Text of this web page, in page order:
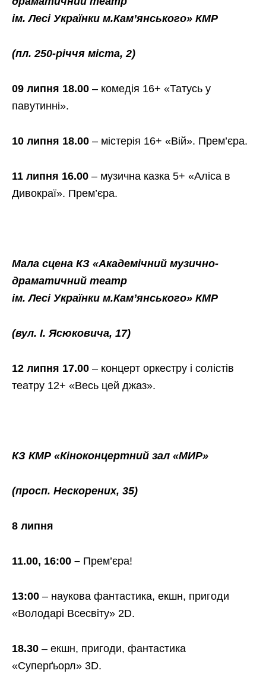
ім. Лесі Українки м.Кам’янського» КМР
(пл. 250-річчя міста, 2)
09 липня 18.00 – комедія 16+ «Татусь у
павутинні».
10 липня 18.00 – містерія 16+ «Вій». Прем’єра.
11 липня 16.00 – музична казка 5+ «Аліса в
Дивокраї». Прем’єра.
Мала сцена КЗ «Академічний музично-
драматичний театр
ім. Лесі Українки м.Кам’янського» КМР
(вул. І. Ясюковича, 17)
12 липня 17.00 – концерт оркестру і солістів
театру 12+ «Весь цей джаз».
КЗ КМР «Кіноконцертний зал «МИР»
(просп. Нескорених, 35)
8 липня
11.00, 16:00 – Прем’єра!
13:00 – наукова фантастика, екшн, пригоди
«Володарі Всесвіту» 2D.
18.30 – екшн, пригоди, фантастика
«Суперґьорл» 3D.